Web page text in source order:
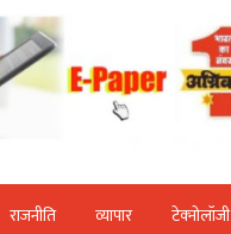
राजनीति व्‍यापार टेक्‍नोलॉजी